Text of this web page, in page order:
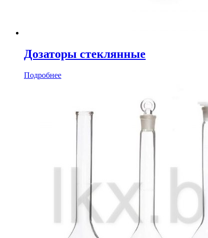
Дозаторы стеклянные
Подробнее